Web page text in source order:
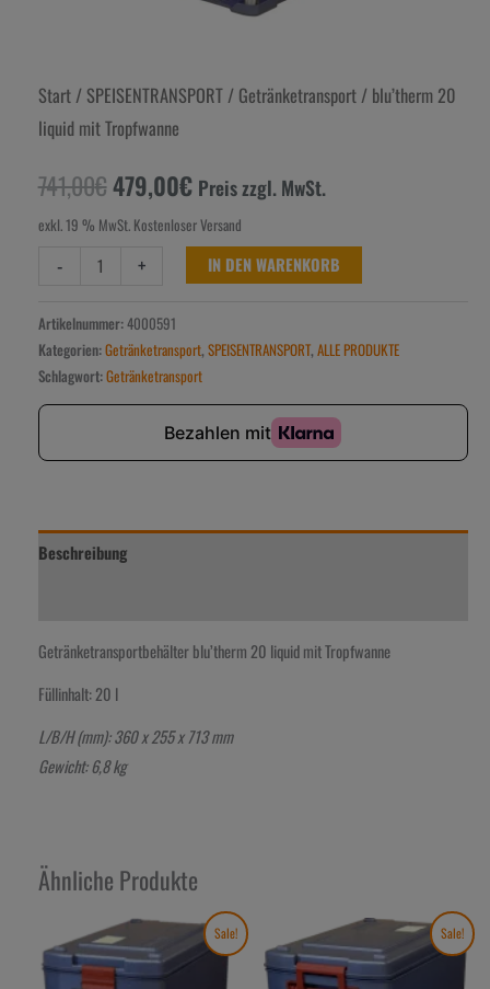
Start/ SPEISENTRANSPORT/ Getränketransport/ blu’therm 20
liquid mit Tropfwanne
741,00€479,00€ Preis zzgl. MwSt.
exkl. 19 % MwSt. Kostenloser Versand
- + IN DEN WARENKORB
Artikelnummer:4000591
Kategorien:Getränketransport, SPEISENTRANSPORT, ALLE PRODUKTE
Schlagwort:Getränketransport
Beschreibung
Getränketransportbehälter blu’therm 20 liquid mit Tropfwanne
Füllinhalt: 20 l
L/B/H (mm): 360 x 255 x 713 mm
Gewicht: 6,8 kg
Ähnliche Produkte
Sale!
Ursprünglicher
Preis
war:
1.138,00€
Aktueller
ist:
739,00€.
Sale!
Ursprünglicher
war:
1.098,00€
Aktueller
Preis
714,00€.